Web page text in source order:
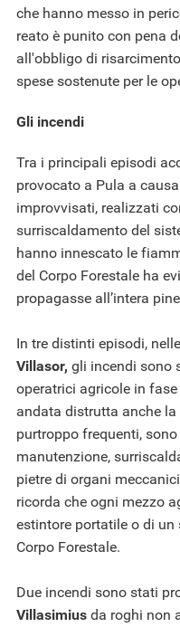
che hanno messo in
reato è punito con pena
all'obbligo di
spese sostenute per le
Gli incendi
Tra i principali episodi
provocato a Pula a
improvvisati, realizzati
surriscaldamento del
hanno innescato le
del Corpo Forestale ha
propagasse all’intera
In tre distinti episodi,
Villasor, gli incendi sono
operatrici agricole in
andata distrutta anche
purtroppo frequenti,
manutenzione,
pietre di organi
ricorda che ogni mezzo
estintore portatile o di un
Corpo Forestale.
Due incendi sono stati
Villasimius da roghi non